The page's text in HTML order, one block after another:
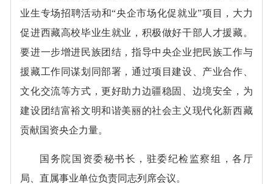
业生专场招聘活动和“央企市场化促就业”项目，大力
促进西藏高校毕业生就业，积极做好干部人才援藏。
要进一步增进民族团结，指导中央企业把民族工作与
援藏工作同谋划同部署，通过项目建设、产业合作、
文化交流等方式，更好助力边疆稳固、边境安全，为
建设团结富裕文明和谐美丽的社会主义现代化新西藏
贡献国资央企力量。
国务院国资委秘书长，驻委纪检监察组，各厅
局、直属事业单位负责同志列席会议。